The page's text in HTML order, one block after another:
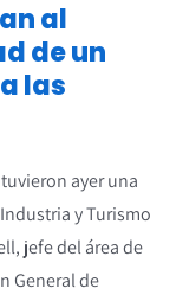
al
de un
las
ayer una
y Turismo
jefe del área de
General de